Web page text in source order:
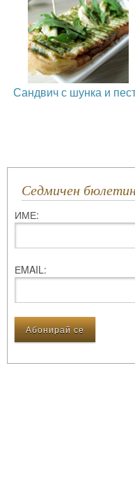
Сандвич с шунка и
Седмичен бюлетин
ИМЕ:
ЕMAIL: